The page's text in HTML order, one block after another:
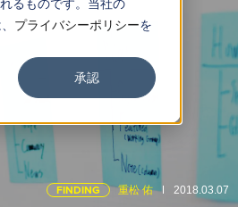
るものです。当社の
プライバシーポリシーを
承認
FINDING 重松 佑 2018.03.07